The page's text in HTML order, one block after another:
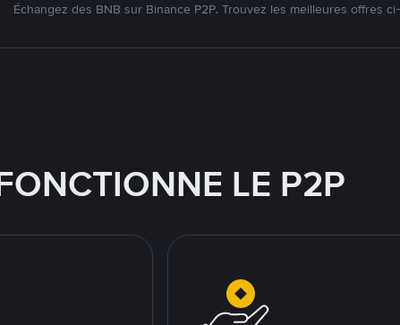
Échangez des BNB sur Binance P2P. Trouvez les meilleures offres
LE P2P